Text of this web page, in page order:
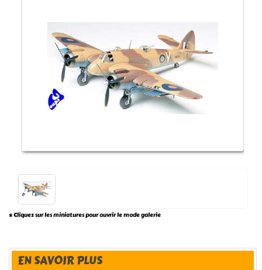
* Cliquez sur les miniatures pour ouvrir le mode galerie
EN SAVOIR PLUS